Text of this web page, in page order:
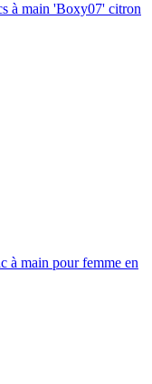
à main 'Boxy07' citron
à main pour femme en